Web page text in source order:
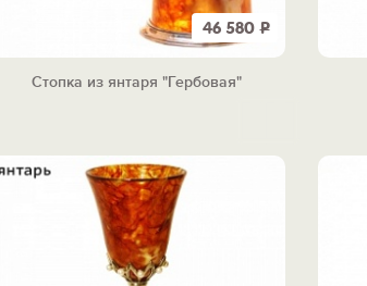
46 580Р
Стопка из янтаря "Гербовая"